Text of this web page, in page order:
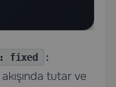
fixed :
tutar ve